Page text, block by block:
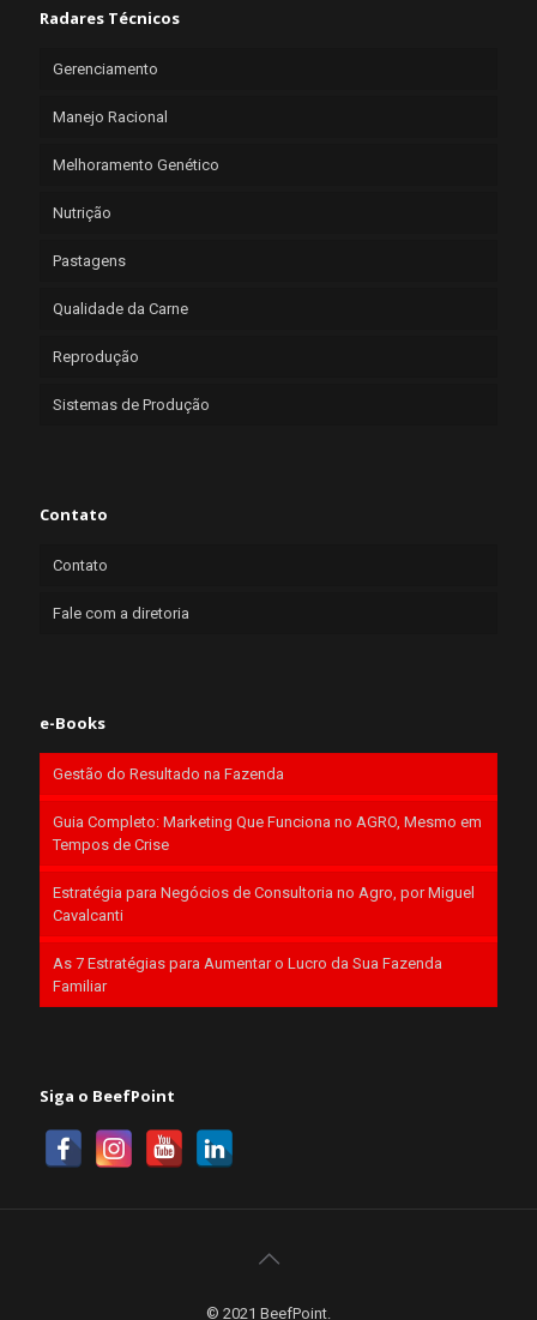
Radares Técnicos
Gerenciamento
Manejo Racional
Melhoramento Genético
Nutrição
Pastagens
Qualidade da Carne
Reprodução
Sistemas de Produção
Contato
Contato
Fale com a diretoria
e-Books
Gestão do Resultado na Fazenda
Guia Completo: Marketing Que Funciona no AGRO, Mesmo em
Tempos de Crise
Estratégia para Negócios de Consultoria no Agro, por Miguel
Cavalcanti
As 7 Estratégias para Aumentar o Lucro da Sua Fazenda
Familiar
Siga o BeefPoint
© 2021 BeefPoint.